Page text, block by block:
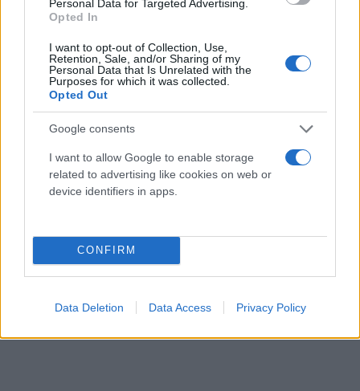
Personal Data for Targeted Advertising.
Opted In
I want to opt-out of Collection, Use,
Retention, Sale, and/or Sharing of my
Personal Data that Is Unrelated with the
Purposes for which it was collected.
Opted Out
Google consents
I want to allow Google to enable storage
related to advertising like cookies on web or
device identifiers in apps.
CONFIRM
Data Deletion Data Access Privacy Policy